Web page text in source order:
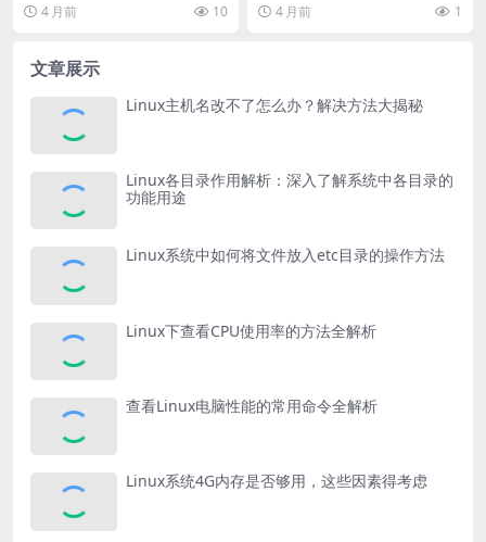
而将命令提示符...
4 月前 10
帮助用户从...
4 月前 1
文章展示
Linux主机名改不了怎么办？解决方法大揭秘
Linux各目录作用解析：深入了解系统中各目录的
功能用途
Linux系统中如何将文件放入etc目录的操作方法
Linux下查看CPU使用率的方法全解析
查看Linux电脑性能的常用命令全解析
Linux系统4G内存是否够用，这些因素得考虑